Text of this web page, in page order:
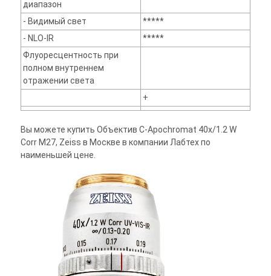
диапазон
- Видимый свет
*****
- NLO-IR
*****
Флуоресцентность при
полном внутреннем
отражении света
+
Вы можете купить Объектив C-Apochromat 40x/1.2 W
Corr M27, Zeiss в Москве в компании Лабтех по
наименьшей цене.